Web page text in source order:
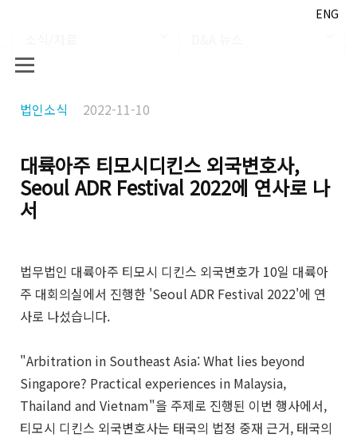
ENG
법인소식 2022-11-10
대륙아주 티모시디킨스 외국변호사,
Seoul ADR Festival 2022에 연사로 나
서
법무법인 대륙아주 티모시 디킨스 외국변호가 10일 대륙아
주 대회의실에서 진행한 'Seoul ADR Festival 2022'에 연
사로 나섰습니다.
"Arbitration in Southeast Asia: What lies beyond
Singapore? Practical experiences in Malaysia,
Thailand and Vietnam"을 주제로 진행된 이번 행사에서,
티모시 디킨스 외국변호사는 태국의 법정 중재 근거, 태국의